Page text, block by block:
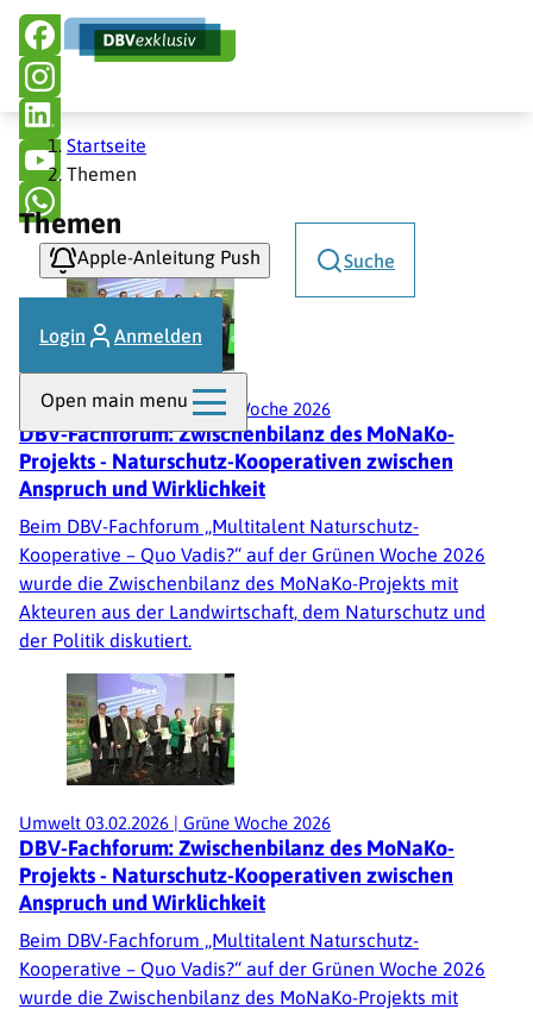
Direkt
zum
Inhalt
Hauptnavigation
Apple-Anleitung Push Suche
Login Anmelden
Open main menu
Pfadnavigation
Startseite
Themen
Themen
Umwelt 03.02.2026 | Grüne Woche 2026
DBV-Fachforum: Zwischenbilanz des MoNaKo-
Projekts - Naturschutz-Kooperativen zwischen
Anspruch und Wirklichkeit
Beim DBV-Fachforum „Multitalent Naturschutz-
Kooperative – Quo Vadis?“ auf der Grünen Woche 2026
wurde die Zwischenbilanz des MoNaKo-Projekts mit
Akteuren aus der Landwirtschaft, dem Naturschutz und
der Politik diskutiert.
Umwelt 03.02.2026 | Grüne Woche 2026
DBV-Fachforum: Zwischenbilanz des MoNaKo-
Projekts - Naturschutz-Kooperativen zwischen
Anspruch und Wirklichkeit
Beim DBV-Fachforum „Multitalent Naturschutz-
Kooperative – Quo Vadis?“ auf der Grünen Woche 2026
wurde die Zwischenbilanz des MoNaKo-Projekts mit